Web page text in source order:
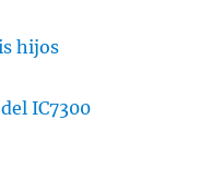
hijos
IC7300